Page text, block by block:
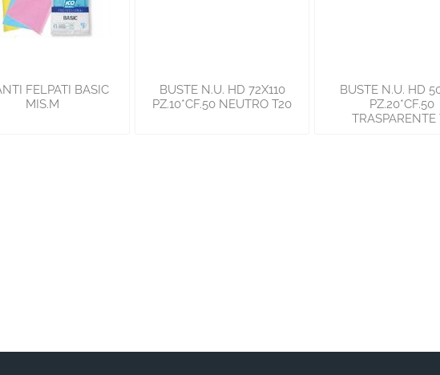
FELPATI BASIC
MIS.M
BUSTE N.U. HD 72X110
PZ.10*CF.50 NEUTRO T20
BUSTE N.U. HD
PZ.20*CF.50
TRASPARENTE